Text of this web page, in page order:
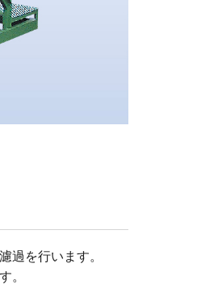
過を行います。
。